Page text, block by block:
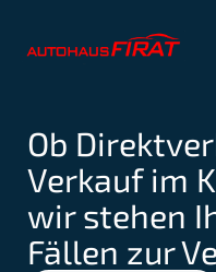
Ob
Verkauf im
wir stehen
Fällen zur